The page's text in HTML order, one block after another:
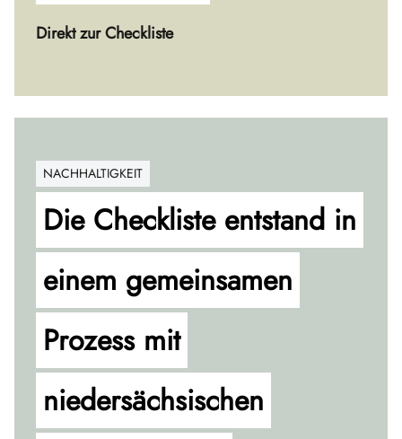
Direkt zur Checkliste
NACHHALTIGKEIT
Die Checkliste entstand in
einem gemeinsamen
Prozess mit
niedersächsischen